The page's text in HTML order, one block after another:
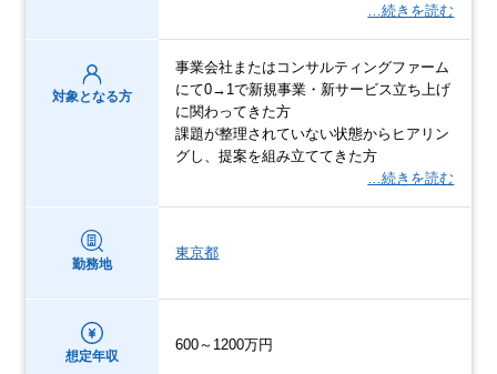
…続きを読む
対象となる方
事業会社またはコンサルティングファーム
にて0→1で新規事業・新サービス立ち上げ
に関わってきた方
課題が整理されていない状態からヒアリン
グし、提案を組み立ててきた方
…続きを読む
勤務地
東京都
想定年収
600～1200万円